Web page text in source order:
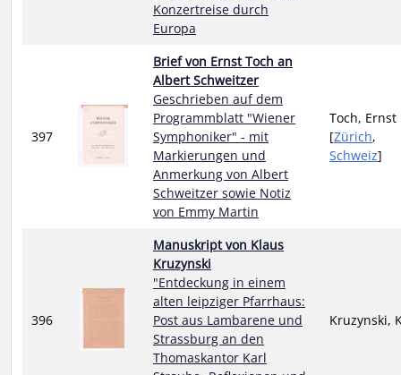
Konzertreise durch
Europa
397
Brief von Ernst Toch an
Albert Schweitzer
Geschrieben auf dem
Programmblatt "Wiener
Symphoniker" - mit
Markierungen und
Anmerkung von Albert
Schweitzer sowie Notiz
von Emmy Martin
Toch, Ernst
[Zürich,
Schweiz]
396
Manuskript von Klaus
Kruzynski
"Entdeckung in einem
alten leipziger Pfarrhaus:
Post aus Lambarene und
Strassburg an den
Thomaskantor Karl
Kruzynski,